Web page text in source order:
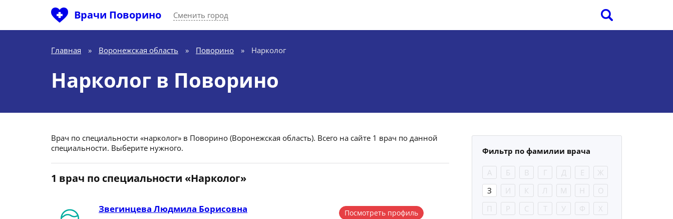
Врачи Поворино Сменить город
Главная » Воронежская область » Поворино » Нарколог
Нарколог в Поворино
Врач по специальности «нарколог» в Поворино (Воронежская область). Всего на сайте 1 врач по данной
специальности. Выберите нужного.
1 врач по специальности «Нарколог»
Звегинцева Людмила Борисовна Посмотреть профиль
Фильтр по фамилии врача
А Б В Г Д Е
Ж
З
И К Л М Н
О
П
Р С Т У Ф
Х